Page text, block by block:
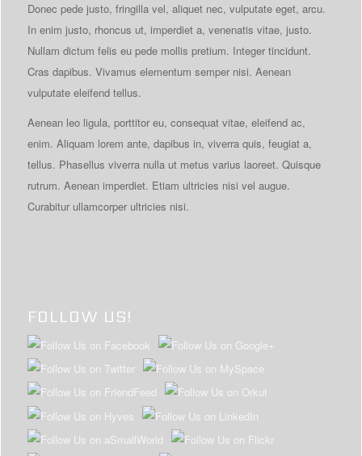
Donec pede justo, fringilla vel, aliquet nec, vulputate eget, arcu.
In enim justo, rhoncus ut, imperdiet a, venenatis vitae, justo.
Nullam dictum felis eu pede mollis pretium. Integer tincidunt.
Cras dapibus. Vivamus elementum semper nisi. Aenean
vulputate eleifend tellus.
Aenean leo ligula, porttitor eu, consequat vitae, eleifend ac,
enim. Aliquam lorem ante, dapibus in, viverra quis, feugiat a,
tellus. Phasellus viverra nulla ut metus varius laoreet. Quisque
rutrum. Aenean imperdiet. Etiam ultricies nisi vel augue.
Curabitur ullamcorper ultricies nisi.
FOLLOW US!